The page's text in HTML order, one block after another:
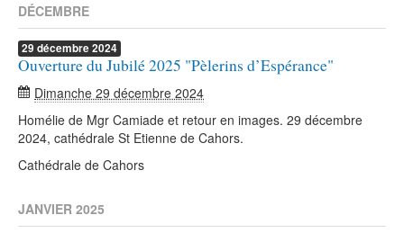
DÉCEMBRE
29 décembre2024
Ouverture du Jubilé 2025 "Pèlerins d’Espérance"
Dimanche 29 décembre 2024
Homélie de Mgr Camiade et retour en images. 29 décembre
2024, cathédrale St Etienne de Cahors.
Cathédrale de Cahors
JANVIER 2025